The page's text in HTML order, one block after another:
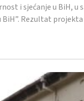
i sjećanje u BiH,
Rezultat